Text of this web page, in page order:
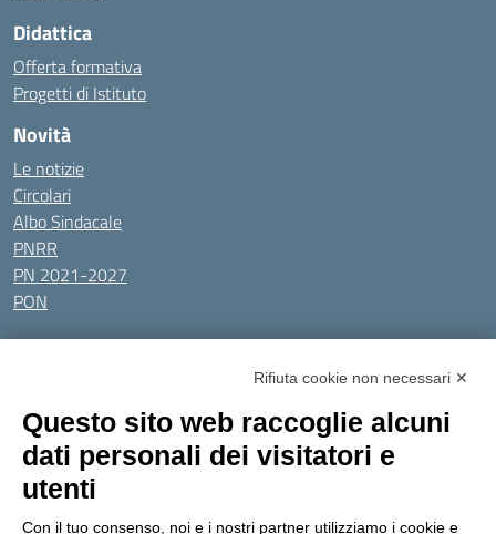
Didattica
Offerta formativa
Progetti di Istituto
Novità
Le notizie
Circolari
Albo Sindacale
PNRR
PN 2021-2027
PON
Tutti gli argomenti
Amministrazione Trasparente
Privacy Policy
Dichiarazione di accessibilitàObiettivi di accessibilità
Seguici su:
Rifiuta cookie non necessari ✕
Questo sito web raccoglie alcuni
dati personali dei visitatori e
utenti
Con il tuo consenso, noi e i nostri partner utilizziamo i cookie e